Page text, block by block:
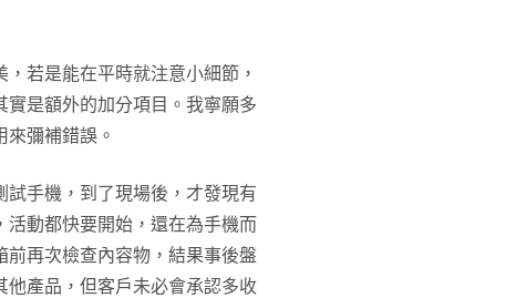
若是能在平時就注意小細節，
是額外的加分項目。我寧願多
彌補錯誤。
試手機，到了現場後，才發現有
動都快要開始，還在為手機而
前再次檢查內容物，結果事後盤
他產品，但客戶未必會承認多收